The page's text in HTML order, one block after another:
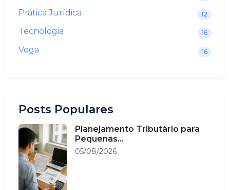
Prática Jurídica 12
Tecnologia 16
Voga 16
Posts Populares
Planejamento Tributário para
Pequenas...
05/08/2026